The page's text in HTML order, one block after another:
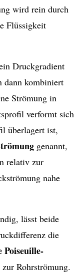
wird rein durch
Flüssigkeit
Druckgradient
dann kombiniert
Strömung in
verformt sich
überlagert ist,
genannt,
relativ zur
nahe
lässt beide
die
Poiseuille-
Rohrströmung.